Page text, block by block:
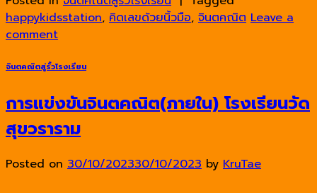
happykidsstation, คิดเลขด้วยนิ้วมือ, จินตคณิต Leave a
comment
จินตคณิตสู่รั้วโรงเรียน
การแข่งขันจินตคณิต(ภายใน) โรงเรียนวัด
สุขวราราม
Posted on 30/10/202330/10/2023 by KruTae